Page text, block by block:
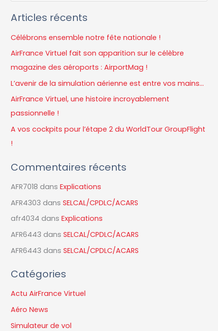
c
h
e
r
:
Articles récents
Célébrons ensemble notre fête nationale !
AirFrance Virtuel fait son apparition sur le célèbre
magazine des aéroports : AirportMag !
L’avenir de la simulation aérienne est entre vos mains…
AirFrance Virtuel, une histoire incroyablement
passionnelle !
A vos cockpits pour l’étape 2 du WorldTour GroupFlight
!
Commentaires récents
AFR7018 dansExplications
AFR4303 dansSELCAL/CPDLC/ACARS
afr4034 dansExplications
AFR6443 dansSELCAL/CPDLC/ACARS
AFR6443 dansSELCAL/CPDLC/ACARS
Catégories
Actu AirFrance Virtuel
Aéro News
Simulateur de vol